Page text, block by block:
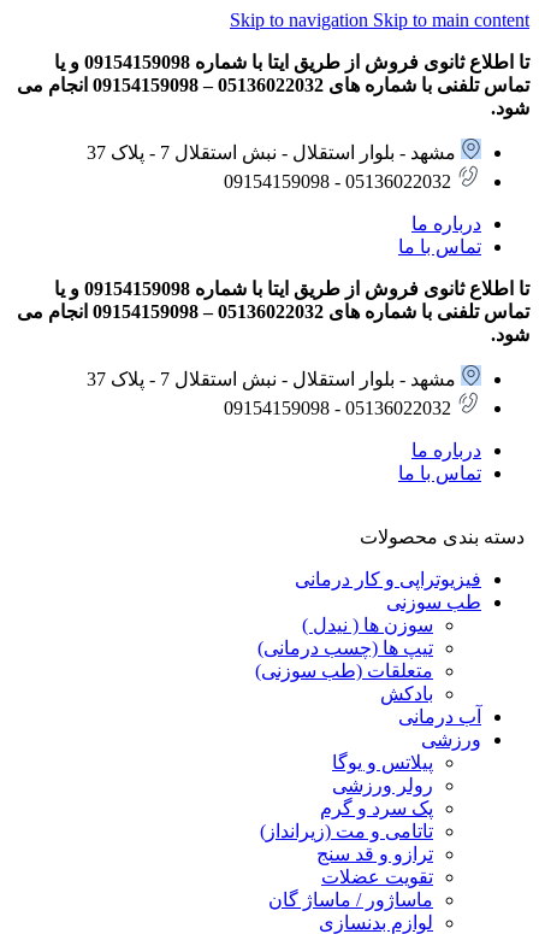
Skip to navigation Skip to main content
تا اطلاع ثانوی فروش از طریق ایتا با شماره 09154159098 و یا
تماس تلفنی با شماره های 05136022032 – 09154159098 انجام می
شود.
مشهد - بلوار استقلال - نبش استقلال 7 - پلاک 37
05136022032 - 09154159098
درباره ما
تماس با ما
تا اطلاع ثانوی فروش از طریق ایتا با شماره 09154159098 و یا
تماس تلفنی با شماره های 05136022032 – 09154159098 انجام می
شود.
مشهد - بلوار استقلال - نبش استقلال 7 - پلاک 37
05136022032 - 09154159098
درباره ما
تماس با ما
دسته بندی محصولات
فیزیوتراپی و کار درمانی
طب سوزنی
سوزن ها ( نیدل )
تیپ ها (چسب درمانی)
متعلقات (طب سوزنی)
بادکش
آب درمانی
ورزشی
پیلاتس و یوگا
رولر ورزشی
پک سرد و گرم
تاتامی و مت (زیرانداز)
ترازو و قد سنج
تقویت عضلات
ماساژور / ماساژ گان
لوازم بدنسازی